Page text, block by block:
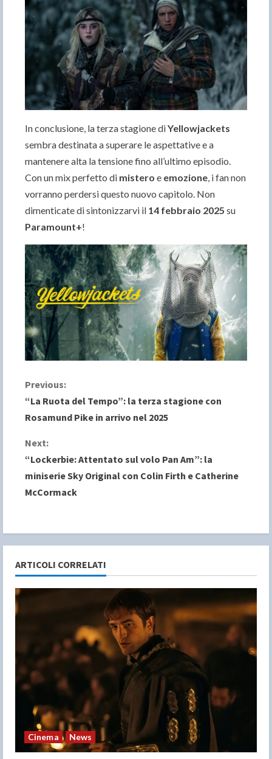
In conclusione, la terza stagione diYellowjackets
sembra destinata a superare le aspettative e a
mantenere alta la tensione fino all’ultimo episodio.
Con un mix perfetto di mistero e emozione, i fan non
vorranno perdersi questo nuovo capitolo. Non
dimenticate di sintonizzarvi il 14 febbraio 2025 su
Paramount+!
C
o
n
t
i
u
e
R
d
i
n
g
Previous:
“La Ruota del Tempo”: la terza stagione con
Rosamund Pike in arrivo nel 2025
Next:
“Lockerbie: Attentato sul volo Pan Am”: la
miniserie Sky Original con Colin Firth e Catherine
McCormack
ARTICOLI CORRELATI
Cinema News